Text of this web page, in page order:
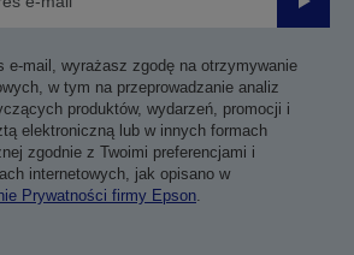
e-mail, wyrażasz zgodę na otrzymywanie
w tym na przeprowadzanie analiz
produktów, wydarzeń, promocji i
elektroniczną lub w innych formach
zgodnie z Twoimi preferencjami i
internetowych, jak opisano w
Prywatności firmy Epson.